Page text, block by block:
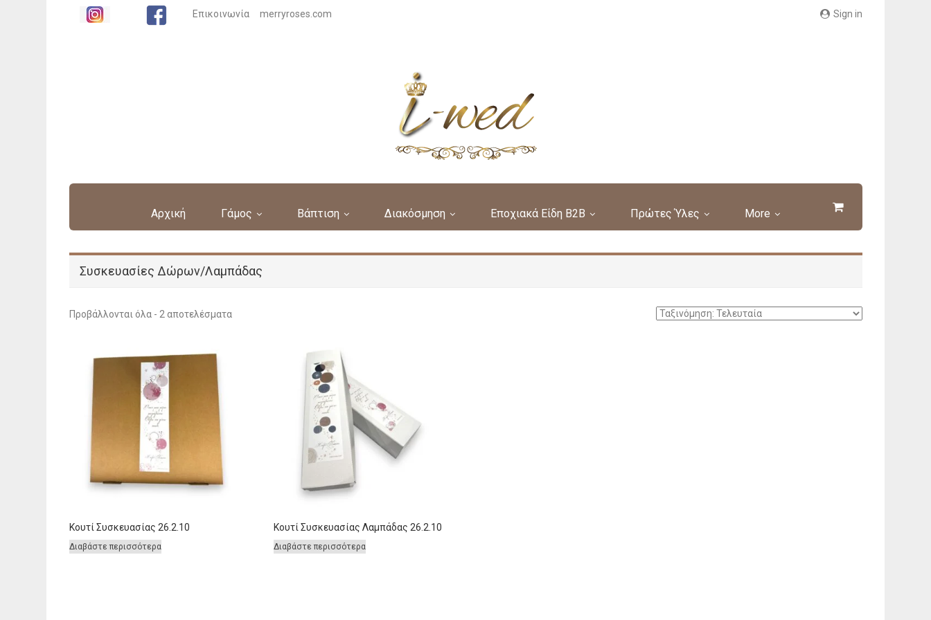
Sign in
Επικοινωνία merryroses.com
Αρχική Γάμος Βάπτιση Διακόσμηση Εποχιακά Είδη B2B Πρώτες Ύλες More
Συσκευασίες Δώρων/Λαμπάδας
Προβάλλονται όλα - 2 αποτελέσματαSorted
Κουτί Συσκευασίας 26.2.10
Διαβάστε περισσότερα
Κουτί Συσκευασίας Λαμπάδας 26.2.10
Διαβάστε περισσότερα